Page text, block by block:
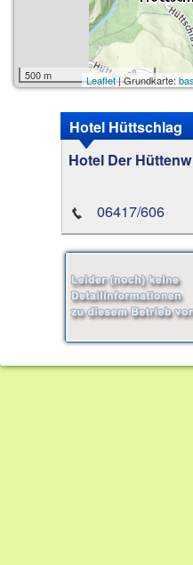
500 m Leaflet| Grundkarte:
Hotel Hüttschlag
Hotel Der
06417/606